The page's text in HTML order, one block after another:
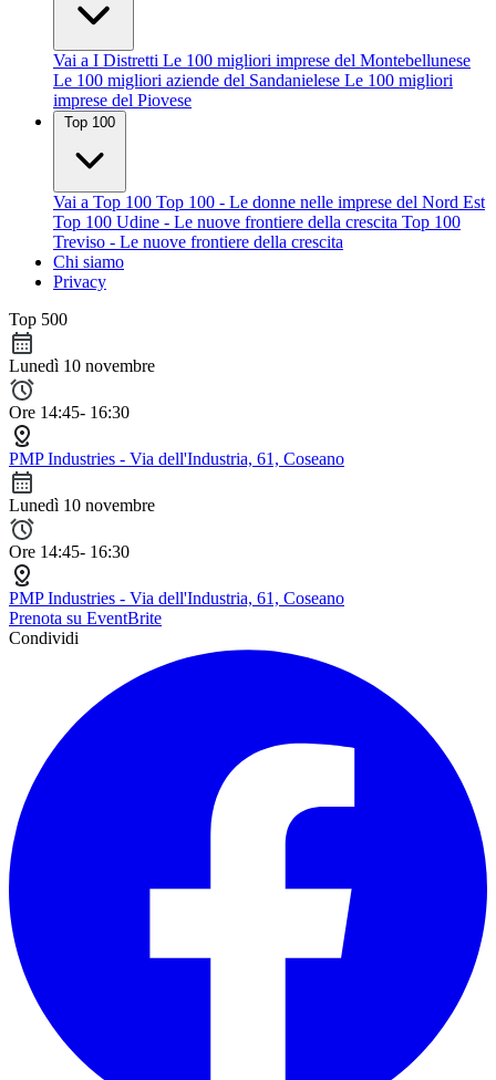
Vai a I Distretti Le 100 migliori imprese del Montebellunese
Le 100 migliori aziende del Sandanielese Le 100 migliori
imprese del Piovese
Top 100
Vai a Top 100 Top 100 - Le donne nelle imprese del Nord Est
Top 100 Udine - Le nuove frontiere della crescita Top 100
Treviso - Le nuove frontiere della crescita
Chi siamo
Privacy
Top 500
Lunedì 10 novembre
Ore 14:45- 16:30
PMP Industries - Via dell'Industria, 61, Coseano
Lunedì 10 novembre
Ore 14:45- 16:30
PMP Industries - Via dell'Industria, 61, Coseano
Prenota su EventBrite
Condividi